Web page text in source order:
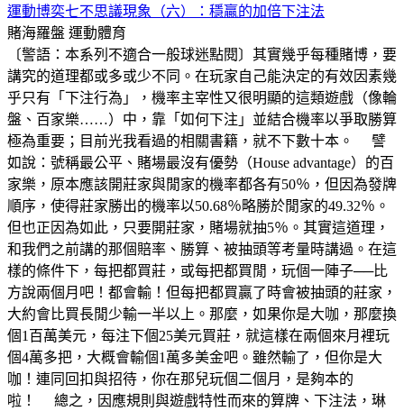
運動博奕七不思議現象（六）：穩贏的加倍下注法
賭海羅盤 運動體育
〔警語：本系列不適合一般球迷點閱〕其實幾乎每種賭博，要
講究的道理都或多或少不同。在玩家自己能決定的有效因素幾
乎只有「下注行為」，機率主宰性又很明顯的這類遊戲（像輪
盤、百家樂……）中，靠「如何下注」並結合機率以爭取勝算
極為重要；目前光我看過的相關書籍，就不下數十本。 譬
如說：號稱最公平、賭場最沒有優勢（House advantage）的百
家樂，原本應該開莊家與閒家的機率都各有50％，但因為發牌
順序，使得莊家勝出的機率以50.68％略勝於閒家的49.32％。
但也正因為如此，只要開莊家，賭場就抽5％。其實這道理，
和我們之前講的那個賠率、勝算、被抽頭等考量時講過。在這
樣的條件下，每把都買莊，或每把都買閒，玩個一陣子──比
方說兩個月吧！都會輸！但每把都買贏了時會被抽頭的莊家，
大約會比買長閒少輸一半以上。那麼，如果你是大咖，那麼換
個1百萬美元，每注下個25美元買莊，就這樣在兩個來月裡玩
個4萬多把，大概會輸個1萬多美金吧。雖然輸了，但你是大
咖！連同回扣與招待，你在那兒玩個二個月，是夠本的
啦！ 總之，因應規則與遊戲特性而來的算牌、下注法，琳